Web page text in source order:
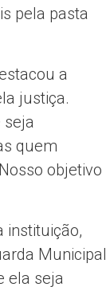
pela pasta
a
justiça.
seja
quem
objetivo
instituição,
Municipal
ela seja